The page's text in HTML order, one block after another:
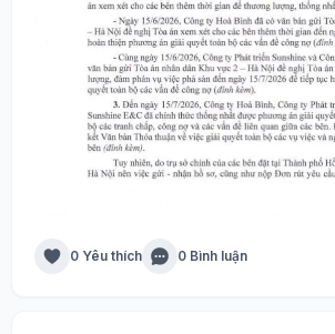
0 Yêu thích 0 Bình luận